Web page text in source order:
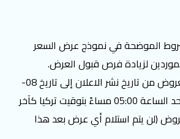
الموضحة في نموذج عرض السعر
لزيادة فرص قبول العرض.
موعد استقبال العروض من تاريخ نشر الاعلان إلى تاريخ 08-
02-2026 يوم الأحد الساعة 05:00 مساءً بتوقيت تركيا كآخر
(لن يتم استلام أي عرض بعد هذا